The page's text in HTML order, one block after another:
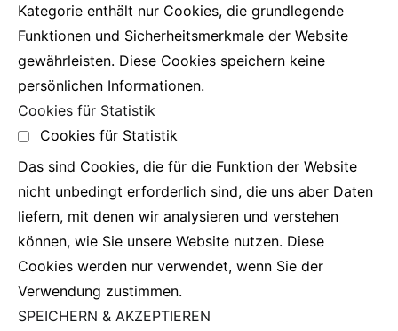
Kategorie enthält nur Cookies, die grundlegende
Funktionen und Sicherheitsmerkmale der Website
gewährleisten. Diese Cookies speichern keine
persönlichen Informationen.
Cookies für Statistik
Cookies für Statistik
Das sind Cookies, die für die Funktion der Website
nicht unbedingt erforderlich sind, die uns aber Daten
liefern, mit denen wir analysieren und verstehen
können, wie Sie unsere Website nutzen. Diese
Cookies werden nur verwendet, wenn Sie der
Verwendung zustimmen.
SPEICHERN & AKZEPTIEREN